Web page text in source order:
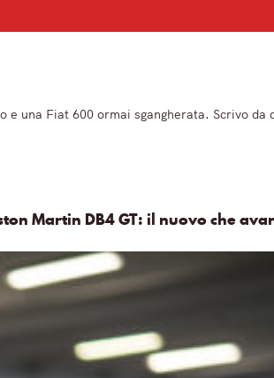
una Fiat 600 ormai sgangherata. Scrivo da
Martin DB4 GT: il nuovo che